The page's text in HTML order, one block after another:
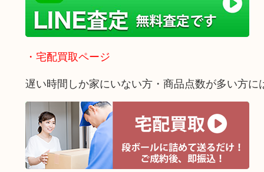
・宅配買取ページ
遅い時間しか家にいない方・商品点数が多い方に